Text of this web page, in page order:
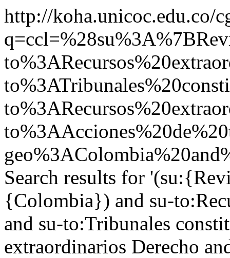
http://koha.unicoc.edu.co/
Search results for
{Colombia}) and su-
and su-to:Tribunales
extraordinarios Derecho